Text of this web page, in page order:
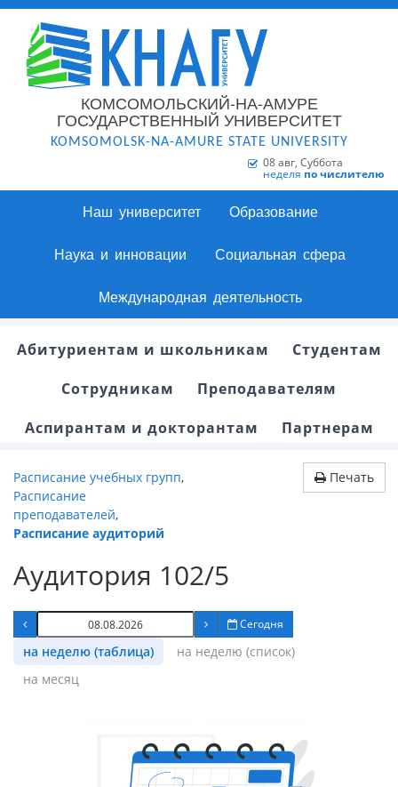
КОМСОМОЛЬСКИЙ-НА-АМУРЕ
ГОСУДАРСТВЕННЫЙ УНИВЕРСИТЕТ
KOMSOMOLSK-NA-AMURE STATE UNIVERSITY
08 авг, Суббота
неделя по числителю
Наш университет Образование
Наука и инновации Социальная сфера
Международная деятельность
Абитуриентам и школьникам
Студентам
Сотрудникам
Преподавателям
Аспирантам и докторантам
Партнерам
Расписание учебных групп,
Расписание
преподавателей,
Расписание аудиторий
Печать
Аудитория 102/5
Сегодня
на неделю (таблица)
на неделю (список)
на месяц